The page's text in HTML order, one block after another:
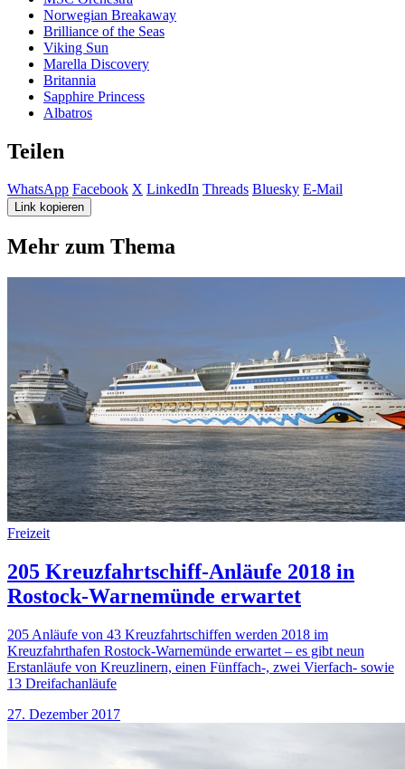
Norwegian Breakaway
Brilliance of the Seas
Viking Sun
Marella Discovery
Britannia
Sapphire Princess
Albatros
Teilen
WhatsApp Facebook X LinkedIn Threads Bluesky E-Mail
Link kopieren
Mehr zum Thema
Freizeit
205 Kreuzfahrtschiff-Anläufe 2018 in
Rostock-Warnemünde erwartet
205 Anläufe von 43 Kreuzfahrtschiffen werden 2018 im
Kreuzfahrthafen Rostock-Warnemünde erwartet – es gibt neun
Erstanläufe von Kreuzlinern, einen Fünffach-, zwei Vierfach- sowie
13 Dreifachanläufe
27. Dezember 2017